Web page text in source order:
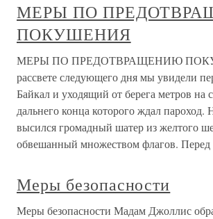
МЕРЫ ПО
ПОКУШЕНИЯ
МЕРЫ ПО ПРЕДОТВРАЩЕНИЮ
рассвете следующего дня мы увидели
Байкал и уходящий от берега метров на
дальнего конца которого ждал пароход.
высился громадный шатер из желтого
обвешанный множеством флагов.
Меры безопасности
Меры безопасности Мадам Джоллис